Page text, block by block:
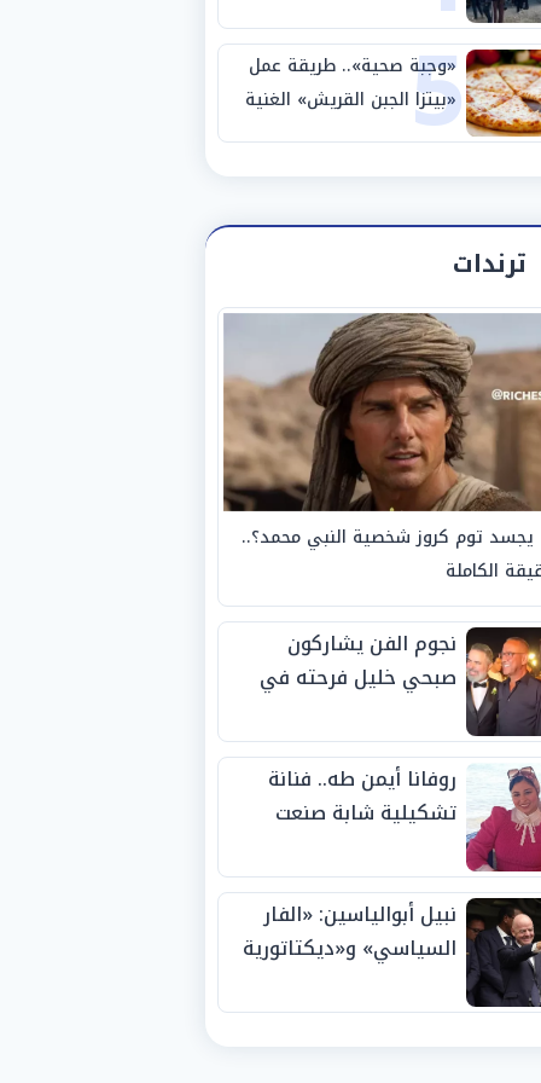
14 شخصًا
5
«وجبة صحية».. طريقة عمل
«بيتزا الجبن القريش» الغنية
بالبروتين
ترندات
توم كروز شخصية النبي محمد؟..
الكاملة
نجوم الفن يشاركون
صبحي خليل فرحته في
روفانا أيمن طه.. فنانة
تشكيلية شابة صنعت
الجوائز منذ الصغر
نبيل أبوالياسين: «الفار
السياسي» و«ديكتاتورية
الفيفا».. وإقالة